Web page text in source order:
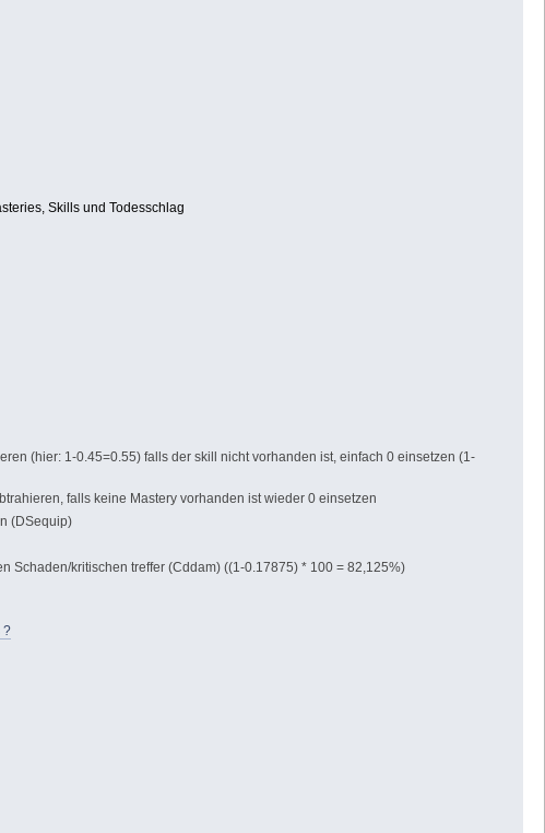
Skills und Todesschlag
(hier: 1-0.45=0.55) falls der skill nicht vorhanden ist, einfach 0 einsetzen (1-
falls keine Mastery vorhanden ist wieder 0 einsetzen
(DSequip)
Schaden/kritischen treffer (Cddam) ((1-0.17875) * 100 = 82,125%)
?